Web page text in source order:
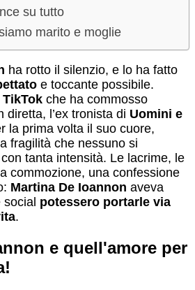
su tutto
marito e moglie
ha rotto il silenzio, e lo ha fatto
e toccante possibile.
che ha commosso
diretta, l’ex tronista di Uomini e
la prima volta il suo cuore,
fragilità che nessuno si
tanta intensità. Le lacrime, le
commozione, una confessione
Martina De Ioannon aveva
potessero portarle via
.
e quell'amore per